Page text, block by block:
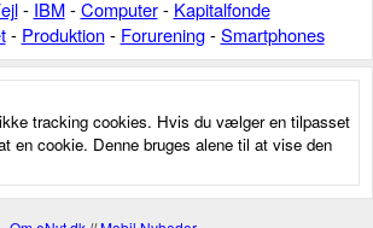
- IBM-Computer- Kapitalfonde
- Produktion- Forurening-Smartphones
tracking cookies. Hvis du vælger en tilpasset
en cookie. Denne bruges alene til at vise den